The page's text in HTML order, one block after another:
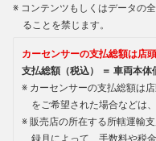
コンテンツもしくはデータの
ることを禁じます。
カーセンサーの支払総額は店
支払総額（税込） ＝ 車両本体
カーセンサーの支払総額は
をご希望された場合などは
販売店の所在する所轄運輸
録月によって、手数料や税